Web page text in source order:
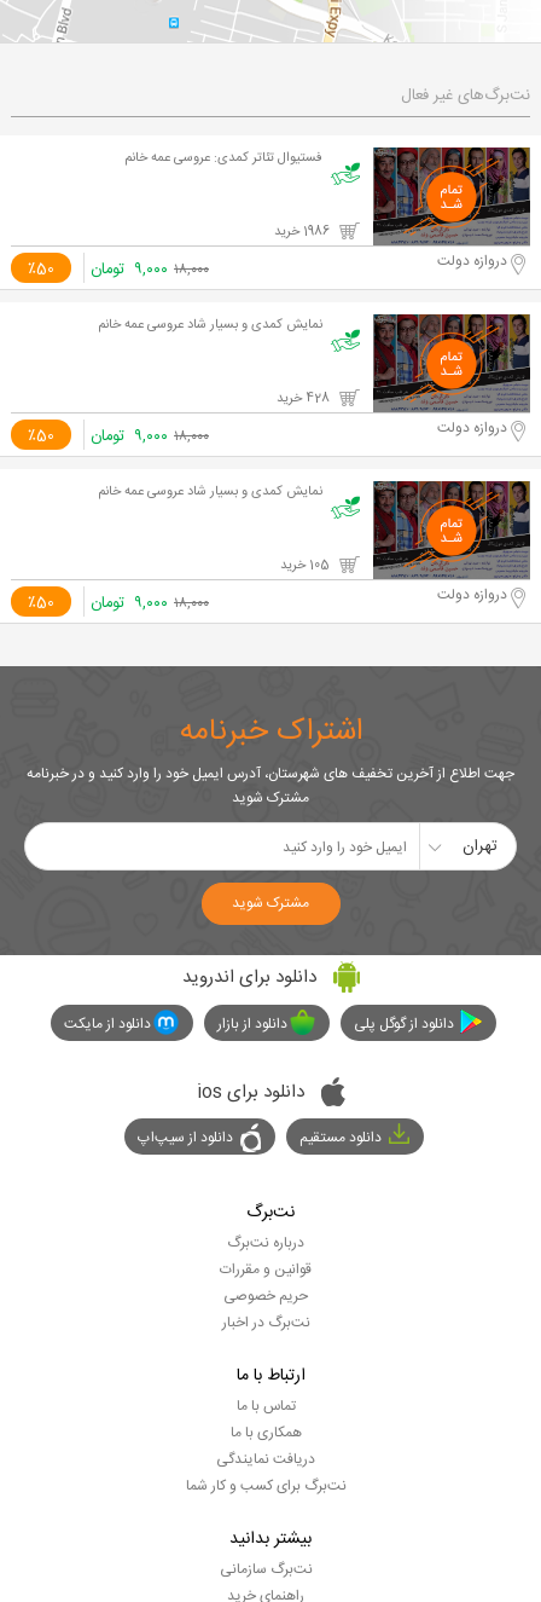
نت‌برگ‌های غیر فعال
فستیوال تئاتر کمدی: عروسی عمه خانم
٪50 دروازه دولت ۱۸,۰۰۰ ۹,۰۰۰ تومان
نمایش کمدی و بسیار شاد عروسی عمه خانم
٪50 دروازه دولت ۱۸,۰۰۰ ۹,۰۰۰ تومان
نمایش کمدی و بسیار شاد عروسی عمه خانم
٪50 دروازه دولت ۱۸,۰۰۰ ۹,۰۰۰ تومان
اشتراک خبرنامه
جهت اطلاع از آخرین تخفیف های شهرستان، آدرس ایمیل خود را وارد کنید و در خبرنامه
مشترک شوید
تهران
مشترک شوید
دانلود برای اندروید
دانلود از گوگل پلی دانلود از بازار دانلود از مایکت
دانلود برای ios
دانلود مستقیم دانلود از سیپ‌اپ
نت‌برگ
درباره نت‌برگ
قوانین و مقررات
حریم خصوصی
نت‌برگ در اخبار
ارتباط با ما
تماس با ما
همکاری با ما
دریافت نمایندگی
نت‌برگ برای کسب و کار شما
بیشتر بدانید
نت‌برگ سازمانی
راهنمای خرید